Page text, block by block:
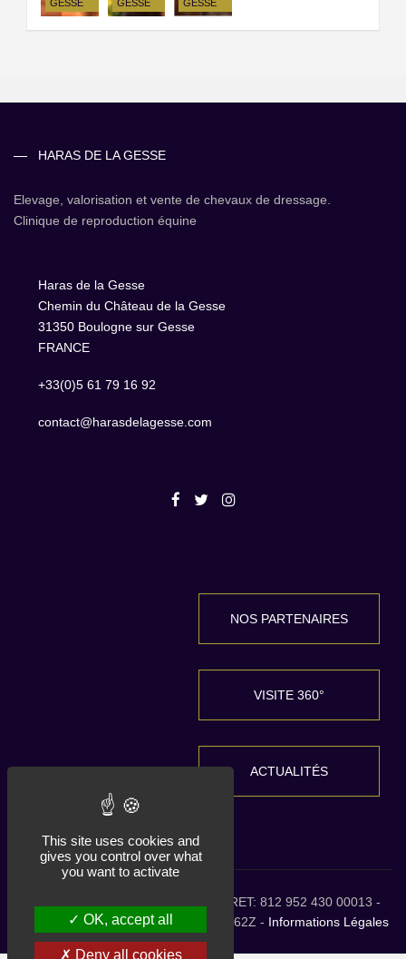
GESSE
GESSE
GESSE
HARAS DE LA GESSE
Elevage, valorisation et vente de chevaux de dressage.
Clinique de reproduction équine
Haras de la Gesse
Chemin du Château de la Gesse
31350 Boulogne sur Gesse
FRANCE
+33(0)5 61 79 16 92
contact@harasdelagesse.com
NOS PARTENAIRES
VISITE 360°
ACTUALITÉS
HDLG 2026 tous droits réservés. SIRET: 812 952 430 00013 -
RCS 515 058 998 Toulouse - NAF: 0162Z - Informations Légales
This site uses cookies and
gives you control over what
you want to activate
OK, accept all
Deny all cookies